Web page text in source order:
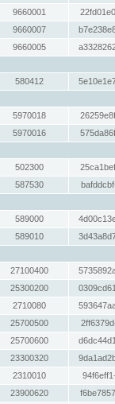
9660001
9660007
9660005
580412
5970018
5970016
502300
587530
589000
589010
27100400
25300200
2710080
25700500
25700600
23300320
2310010
23900620